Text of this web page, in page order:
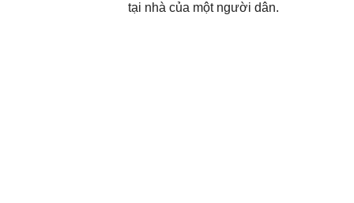
tại nhà của một người dân.